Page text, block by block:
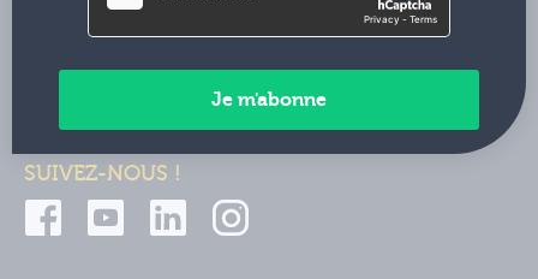
Contactez-nous
Paiements sécurisés
SUIVEZ-NOUS !